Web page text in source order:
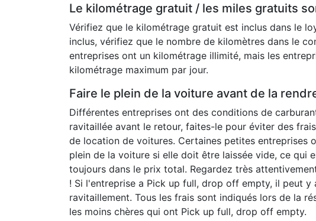
Le kilométrage gratuit / les miles gratuits
Vérifiez que le kilométrage gratuit est inclus dans le
inclus, vérifiez que le nombre de kilomètres dans le
entreprises ont un kilométrage illimité, mais les
kilométrage maximum par jour.
Faire le plein de la voiture avant de la
Différentes entreprises ont des conditions de
ravitaillée avant le retour, faites-le pour éviter des
de location de voitures. Certaines petites entreprises
plein de la voiture si elle doit être laissée vide, ce qui
toujours dans le prix total. Regardez très
! Si l'entreprise a Pick up full, drop off empty, il peut
ravitaillement. Tous les frais sont indiqués lors de la
les moins chères qui ont Pick up full, drop off empty.